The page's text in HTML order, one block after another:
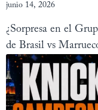
junio 14, 2026
¿Sorpresa en el
de Brasil vs
sobre el empate 1-